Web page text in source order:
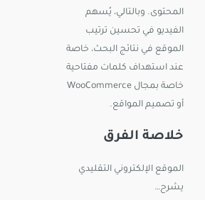
المحتوى. وبالتالي، يُسهم
الفيديو في تحسين ترتيب
الموقع في نتائج البحث، خاصة
عند استهداف كلمات مفتاحية
خاصة بمجال WooCommerce
أو تصميم المواقع.
خلاصة الفرق
الموقع الإلكتروني التقليدي
يشرح…